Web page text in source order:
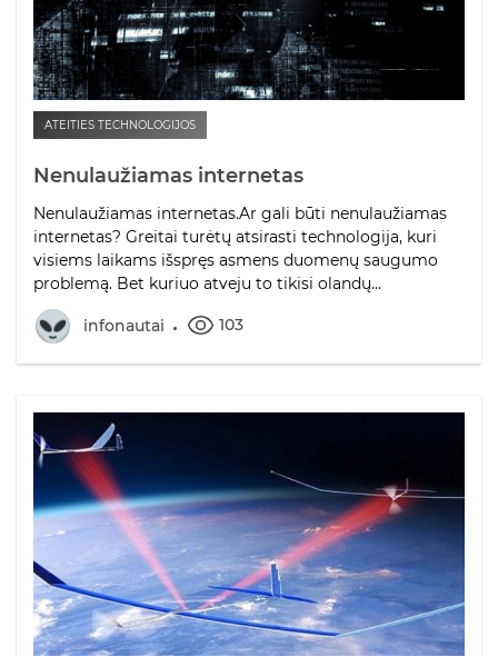
ATEITIES TECHNOLOGIJOS
Nenulaužiamas internetas
Nenulaužiamas internetas.Ar gali būti nenulaužiamas
internetas? Greitai turėtų atsirasti technologija, kuri
visiems laikams išspręs asmens duomenų saugumo
problemą. Bet kuriuo atveju to tikisi olandų...
infonautai 103